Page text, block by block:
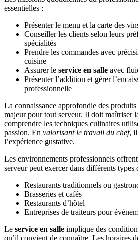
essentielles :
Présenter le menu et la carte des
Conseiller les clients selon leurs
spécialités
Prendre les commandes avec
cuisine
Assurer le service en salle avec
Présenter l’addition et gérer
professionnelle
La connaissance approfondie des
majeur pour tout serveur. Il doit maîtriser
comprendre les techniques culinaires
passion. En valorisant le travail du chef, il
l’expérience gustative.
Les environnements professionnels
serveur peut exercer dans différents types
Restaurants traditionnels ou
Brasseries et cafés
Restaurants d’hôtel
Entreprises de traiteurs pour
Le service en salle implique des
qu’il convient de connaître. Les horaires